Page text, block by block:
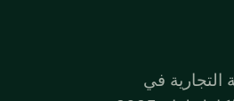
التجارية في